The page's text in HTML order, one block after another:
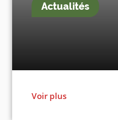
Actualités
Voir plus